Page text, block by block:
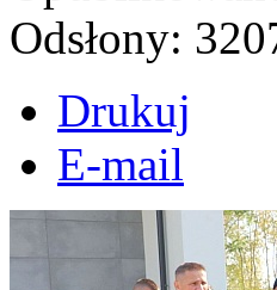
Odsłony:
Drukuj
E-mail